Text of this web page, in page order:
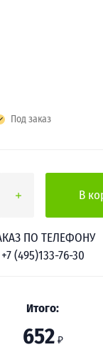
Под заказ
В
ПО ТЕЛЕФОНУ
+7 (495)133-76-30
Итого:
652 ₽